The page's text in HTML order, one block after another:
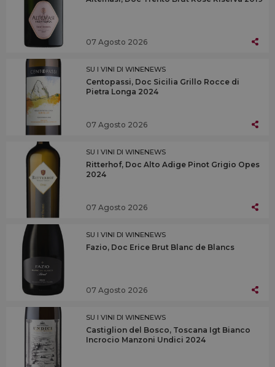
07 Agosto 2026
SU I VINI DI WINENEWS
Centopassi, Doc Sicilia Grillo Rocce di
Pietra Longa 2024
07 Agosto 2026
SU I VINI DI WINENEWS
Ritterhof, Doc Alto Adige Pinot Grigio Opes
2024
07 Agosto 2026
SU I VINI DI WINENEWS
Fazio, Doc Erice Brut Blanc de Blancs
07 Agosto 2026
SU I VINI DI WINENEWS
Castiglion del Bosco, Toscana Igt Bianco
Incrocio Manzoni Undici 2024